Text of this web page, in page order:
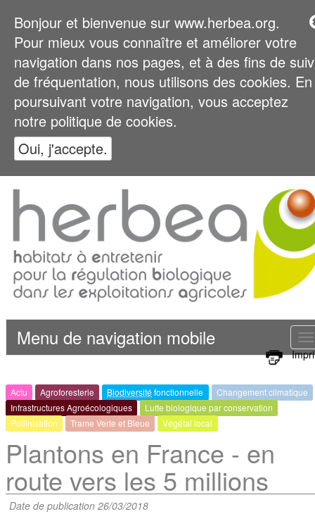
Bonjour et bienvenue sur www.herbea.org.
Pour mieux vous connaître et améliorer votre
navigation dans nos pages, et à des fins de
de fréquentation, nous utilisons des cookies. En
poursuivant votre navigation, vous acceptez
notre politique de cookies.
Oui, j'accepte.
Menu de navigation mobile
Actu Agroforesterie Biodiversitéfonctionnelle
Changement climatique
Infrastructures Agroécologiques
Lutte biologique par conservation
Pollinisation
Trame Verte et Bleue Végétal local
Plantons en France - en
route vers les 5 millions
Date de publication 26/03/2018